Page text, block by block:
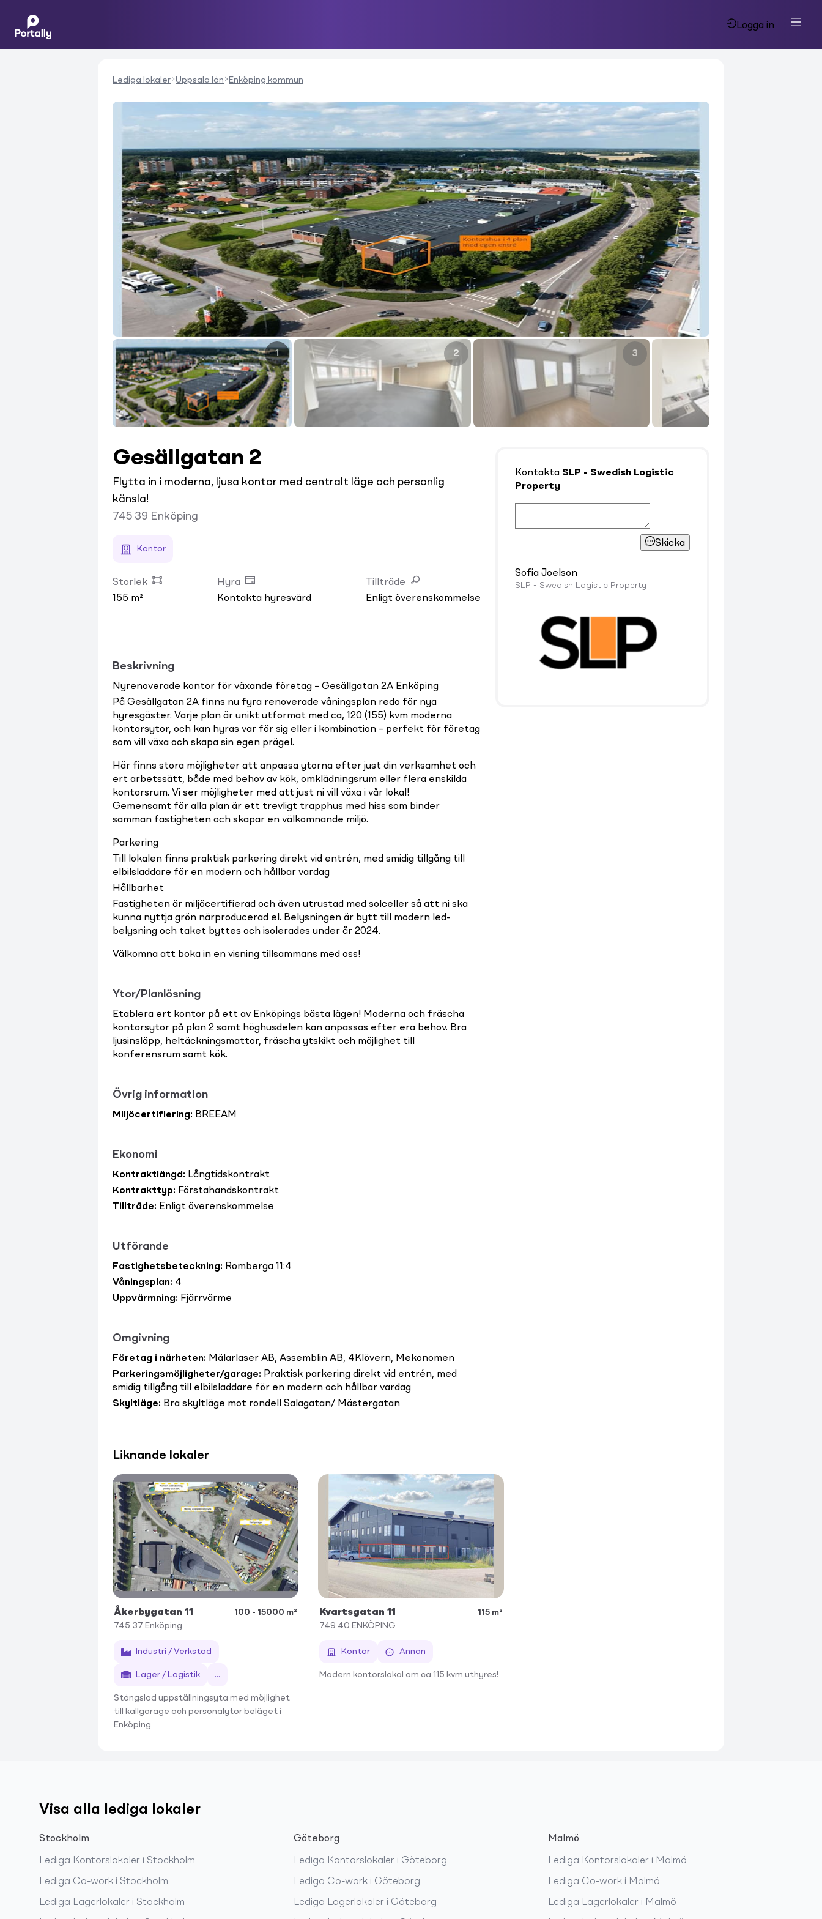
Logga in
Lediga lokaler Uppsala län Enköping kommun
1 2 3
Gesällgatan 2
Flytta in i moderna, ljusa kontor med centralt läge och personlig
känsla!
745 39 Enköping
Kontor
Storlek
155 m²
Hyra
Kontakta hyresvärd
Tillträde
Enligt överenskommelse
Beskrivning
Nyrenoverade kontor för växande företag – Gesällgatan 2A Enköping
På Gesällgatan 2A finns nu fyra renoverade våningsplan redo för nya
hyresgäster. Varje plan är unikt utformat med ca, 120 (155) kvm moderna
kontorsytor, och kan hyras var för sig eller i kombination – perfekt för företag
som vill växa och skapa sin egen prägel.
Här finns stora möjligheter att anpassa ytorna efter just din verksamhet och
ert arbetssätt, både med behov av kök, omklädningsrum eller flera enskilda
kontorsrum. Vi ser möjligheter med att just ni vill växa i vår lokal!
Gemensamt för alla plan är ett trevligt trapphus med hiss som binder
samman fastigheten och skapar en välkomnande miljö.
Parkering
Till lokalen finns praktisk parkering direkt vid entrén, med smidig tillgång till
elbilsladdare för en modern och hållbar vardag
Hållbarhet
Fastigheten är miljöcertifierad och även utrustad med solceller så att ni ska
kunna nyttja grön närproducerad el. Belysningen är bytt till modern led-
belysning och taket byttes och isolerades under år 2024.
Välkomna att boka in en visning tillsammans med oss!
Ytor/Planlösning
Etablera ert kontor på ett av Enköpings bästa lägen! Moderna och fräscha
kontorsytor på plan 2 samt höghusdelen kan anpassas efter era behov. Bra
ljusinsläpp, heltäckningsmattor, fräscha ytskikt och möjlighet till
konferensrum samt kök.
Övrig information
Miljöcertifiering: BREEAM
Ekonomi
Kontraktlängd : Långtidskontrakt
Kontrakttyp: Förstahandskontrakt
Tillträde: Enligt överenskommelse
Utförande
Fastighetsbeteckning: Romberga 11:4
Våningsplan: 4
Uppvärmning: Fjärrvärme
Omgivning
Företag i närheten: Mälarlaser AB, Assemblin AB, 4Klövern, Mekonomen
Parkeringsmöjligheter/garage: Praktisk parkering direkt vid entrén, med
smidig tillgång till elbilsladdare för en modern och hållbar vardag
Skyltläge: Bra skyltläge mot rondell Salagatan/ Mästergatan
Kontakta SLP - Swedish Logistic
Property
Skicka
Sofia Joelson
SLP - Swedish Logistic Property
Liknande lokaler
Åkerbygatan 11
100 - 15000 m²
745 37 Enköping
Industri / Verkstad
Lager / Logistik ...
Stängslad uppställningsyta med möjlighet
till kallgarage och personalytor beläget i
Enköping
Kvartsgatan 11
115 m²
749 40 ENKÖPING
Kontor Annan
Modern kontorslokal om ca 115 kvm uthyres!
Visa alla lediga lokaler
Stockholm
Lediga Kontorslokaler i Stockholm
Lediga Co-work i Stockholm
Lediga Lagerlokaler i Stockholm
Göteborg
Lediga Kontorslokaler i Göteborg
Lediga Co-work i Göteborg
Lediga Lagerlokaler i Göteborg
Malmö
Lediga Kontorslokaler i Malmö
Lediga Co-work i Malmö
Lediga Lagerlokaler i Malmö